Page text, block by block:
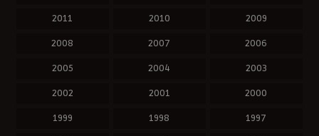
2011 2010 2009
2008 2007 2006
2005 2004 2003
2002 2001 2000
1999 1998 1997